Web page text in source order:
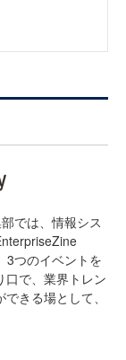
では、情報シス
3つのイベントを
口で、業界トレン
きる場として、